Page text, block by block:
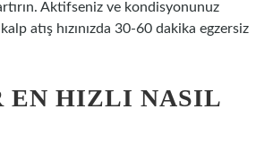
Aktifseniz ve kondisyonunuz
atış hızınızda 30-60 dakika egzersiz
EN HIZLI NASIL